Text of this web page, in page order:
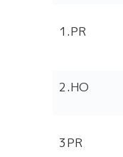
1.PR
2.HO
3PR